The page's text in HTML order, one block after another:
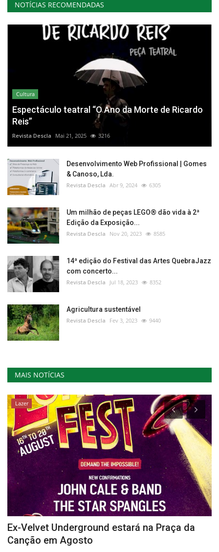
NOTÍCIAS RECOMENDADAS
Cultura
Espectáculo teatral “O Ano da Morte de Ricardo
Reis”
Revista Descla Mai 21, 2025 3216
Desenvolvimento Web Profissional | Gomes
& Canoso, Lda.
Revista Descla Abr 9, 2024 6305
Um milhão de peças LEGO® dão vida à 2ª
Edição da Exposição...
Revista Descla Nov 20, 2023 8585
14ª edição do Festival das Artes QuebraJazz
com concerto...
Revista Descla Jul 18, 2023 8352
Agricultura sustentável
Revista Descla Fev 3, 2023 9440
MAIS NOTÍCIAS
Lazer
Ex-Velvet Underground estará na Praça da
Canção em Agosto